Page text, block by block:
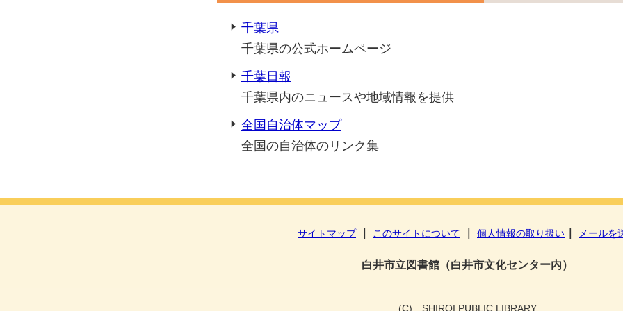
千葉県
千葉県の公式ホームページ
千葉日報
千葉県内のニュースや地域情報を提供
全国自治体マップ
全国の自治体のリンク集
サイトマップ｜ このサイトについて 個人情報の取り扱い メールを
白井市立図書館（白井市文化センター内）
(C) SHIROI PUBLIC LIBRARY